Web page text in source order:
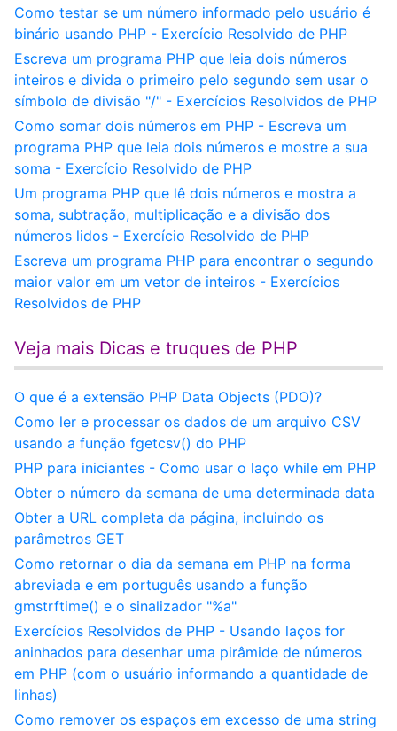
Como testar se um número informado pelo usuário é
binário usando PHP - Exercício Resolvido de PHP
Escreva um programa PHP que leia dois números
inteiros e divida o primeiro pelo segundo sem usar o
símbolo de divisão "/" - Exercícios Resolvidos de PHP
Como somar dois números em PHP - Escreva um
programa PHP que leia dois números e mostre a sua
soma - Exercício Resolvido de PHP
Um programa PHP que lê dois números e mostra a
soma, subtração, multiplicação e a divisão dos
números lidos - Exercício Resolvido de PHP
Escreva um programa PHP para encontrar o segundo
maior valor em um vetor de inteiros - Exercícios
Resolvidos de PHP
Veja mais Dicas e truques de PHP
O que é a extensão PHP Data Objects (PDO)?
Como ler e processar os dados de um arquivo CSV
usando a função fgetcsv() do PHP
PHP para iniciantes - Como usar o laço while em PHP
Obter o número da semana de uma determinada data
Obter a URL completa da página, incluindo os
parâmetros GET
Como retornar o dia da semana em PHP na forma
abreviada e em português usando a função
gmstrftime() e o sinalizador "%a"
Exercícios Resolvidos de PHP - Usando laços for
aninhados para desenhar uma pirâmide de números
em PHP (com o usuário informando a quantidade de
linhas)
Como remover os espaços em excesso de uma string